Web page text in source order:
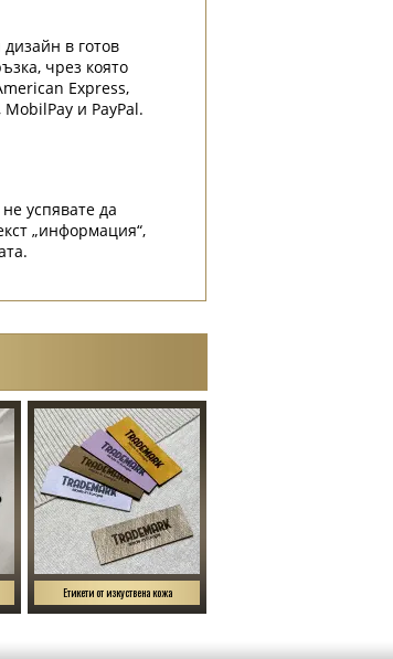
в готов
чрез която
Express,
и PayPal.
успявате да
„информация“,
Етикети от изкуствена кожа